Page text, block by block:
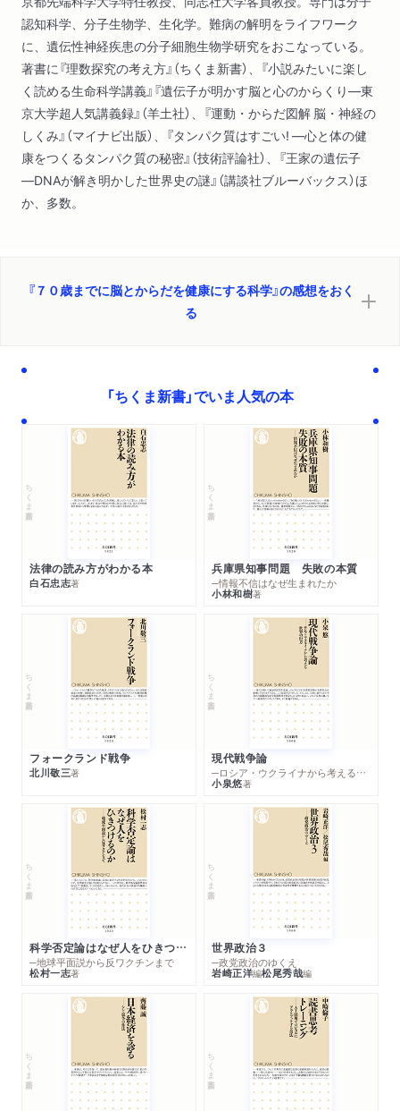
認知科学、分子生物学、生化学。難病の解明をライフワーク
に、遺伝性神経疾患の分子細胞生物学研究をおこなっている。
著書に『理数探究の考え方』（ちくま新書）、『小説みたいに楽し
く読める生命科学講義』『遺伝子が明かす脳と心のからくり―東
京大学超人気講義録』（羊土社）、『運動・からだ図解 脳・神経の
しくみ』（マイナビ出版）、『タンパク質はすごい! ―心と体の健
康をつくるタンパク質の秘密』（技術評論社）、『王家の遺伝子
―DNAが解き明かした世界史の謎』（講談社ブルーバックス）ほ
か、多数。
『７０歳までに脳とからだを健康にする科学』の感想をおく
る
「ちくま新書」でいま人気の本
ちくま新書
法律の読み方がわかる本
白石忠志著
ちくま新書
兵庫県知事問題 失敗の本質
─情報不信はなぜ生まれたか
小林和樹著
ちくま新書
フォークランド戦争
北川敬三著
ちくま新書
現代戦争論
─ロシア・ウクライナから考える世界の行方
小泉悠著
ちくま新書
科学否定論はなぜ人をひきつけるのか
─地球平面説から反ワクチンまで
松村一志著
ちくま新書
世界政治３
─政党政治のゆくえ
岩崎正洋編松尾秀哉編
ちくま新書 ちくま新書